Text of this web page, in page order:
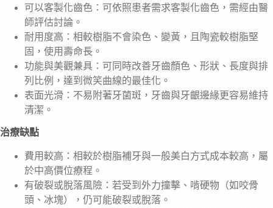
可以客製化齒色：可依照患者需求客製化齒色，需經由醫
師評估討論。
耐用度高：相較樹脂不會染色、變黃，且陶瓷較樹脂堅
固，使用壽命長。
功能與美觀兼具：可同時改善牙齒顏色、形狀、長度與排
列比例，達到微笑曲線的最佳化。
表面光滑：不易附著牙菌斑，牙齒與牙齦邊緣更容易維持
清潔。
治療缺點
費用較高：相較於樹脂補牙與一般美白方式成本較高，屬
於中高價位療程。
有破裂或脫落風險：若受到外力撞擊、啃硬物（如咬骨
頭、冰塊），仍可能破裂或脫落。